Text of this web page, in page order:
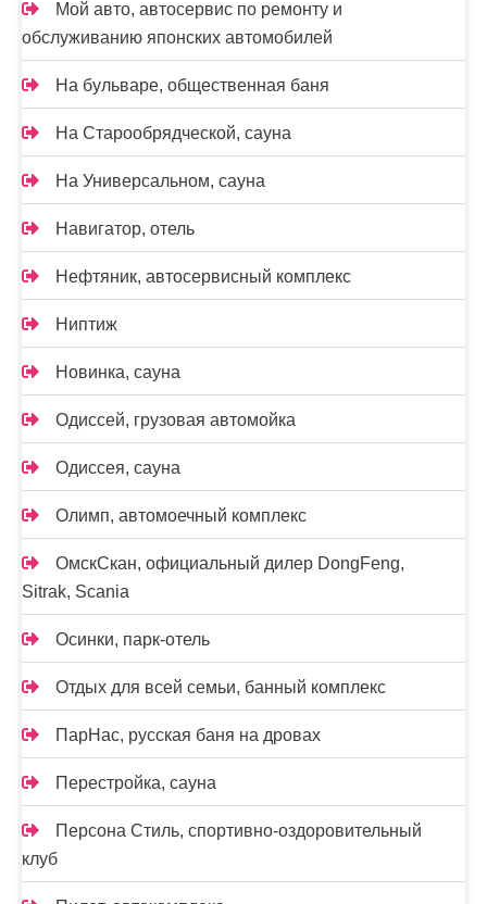
Мой авто, автосервис по ремонту и
обслуживанию японских автомобилей
На бульваре, общественная баня
На Старообрядческой, сауна
На Универсальном, сауна
Навигатор, отель
Нефтяник, автосервисный комплекс
Ниптиж
Новинка, сауна
Одиссей, грузовая автомойка
Одиссея, сауна
Олимп, автомоечный комплекс
ОмскСкан, официальный дилер DongFeng,
Sitrak, Scania
Осинки, парк-отель
Отдых для всей семьи, банный комплекс
ПарНас, русская баня на дровах
Перестройка, сауна
Персона Стиль, спортивно-оздоровительный
клуб